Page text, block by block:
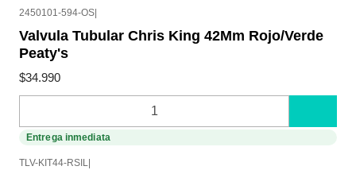
2450101-594-OS|
Valvula Tubular Chris King 42Mm Rojo/Verde
Peaty's
$34.990
Entrega inmediata
TLV-KIT44-RSIL